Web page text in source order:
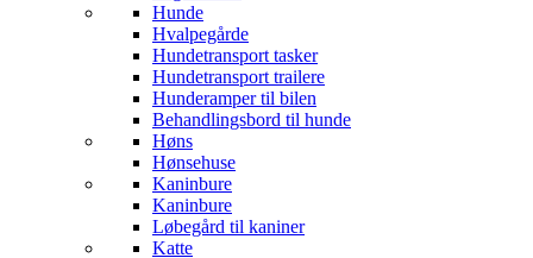
Hunde
Hvalpegårde
Hundetransport tasker
Hundetransport trailere
Hunderamper til bilen
Behandlingsbord til hunde
Høns
Hønsehuse
Kaninbure
Kaninbure
Løbegård til kaniner
Katte